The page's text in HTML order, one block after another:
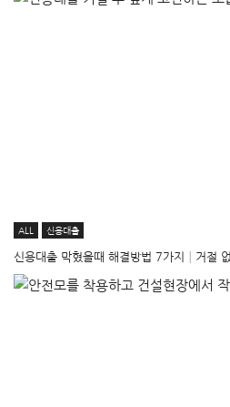
ALL 신용대출
신용대출 막혔을때 해결방법 7가지│거절